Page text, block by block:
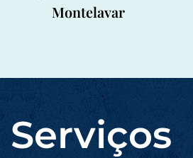
Montelavar
Serviços